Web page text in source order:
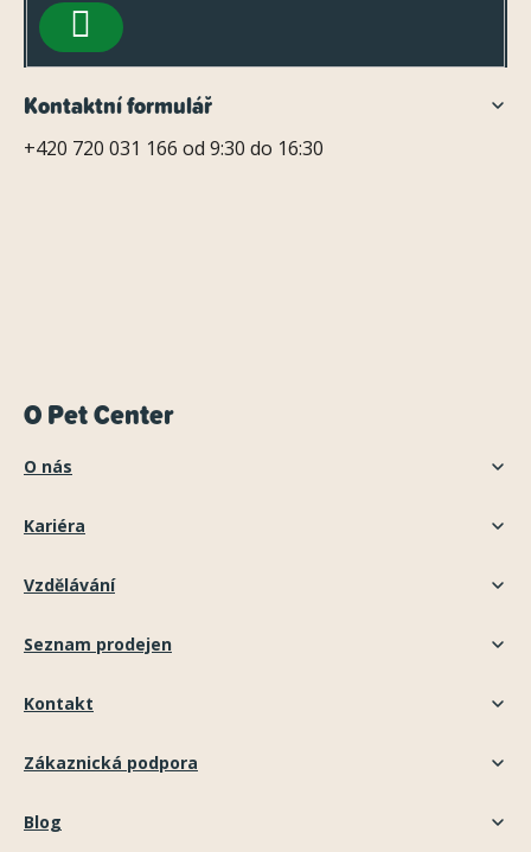
PŘIHLÁSIT
Kontaktní formulář
+420 720 031 166 od 9:30 do 16:30
O Pet Center
O nás
Kariéra
Vzdělávání
Seznam prodejen
Kontakt
Zákaznická podpora
Blog